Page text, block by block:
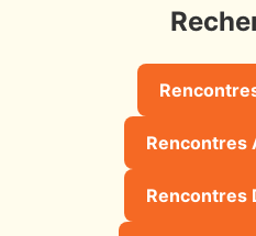
Rencontres
Rencontres